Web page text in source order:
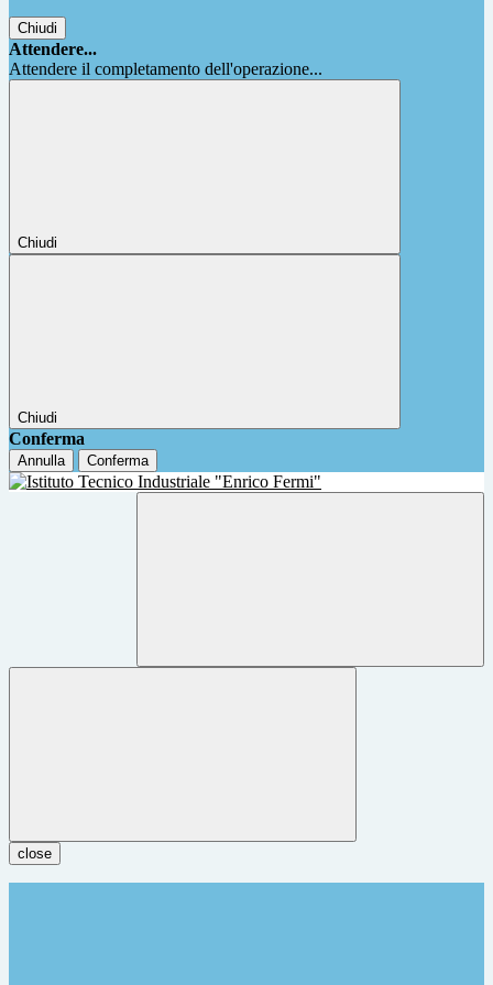
Chiudi
Attendere...
Attendere il completamento dell'operazione...
Chiudi
Chiudi
Conferma
Annulla Conferma
close